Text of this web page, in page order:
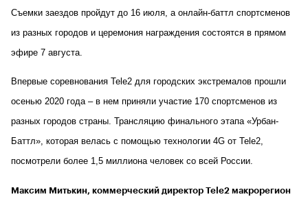
Съемки заездов пройдут до 16 июля, а онлайн-баттл спортсменов
из разных городов и церемония награждения состоятся в прямом
эфире 7 августа.
Впервые соревнования Tele2 для городских экстремалов прошли
осенью 2020 года – в нем приняли участие 170 спортсменов из
разных городов страны. Трансляцию финального этапа «Урбан-
Баттл», которая велась с помощью технологии 4G от Tele2,
посмотрели более 1,5 миллиона человек со всей России.
Максим Митькин, коммерческий директор Tele2 макрорегион